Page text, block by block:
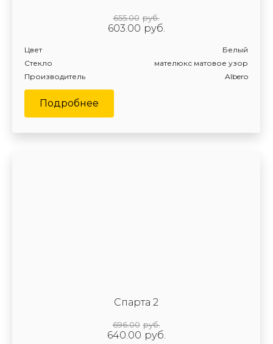
руб.
655.00
руб.
603.00
Цвет Белый
Производитель Albero
Стекло мателюкс матовое узор
Подробнее
Спарта 2
руб.
696.00
руб.
640.00